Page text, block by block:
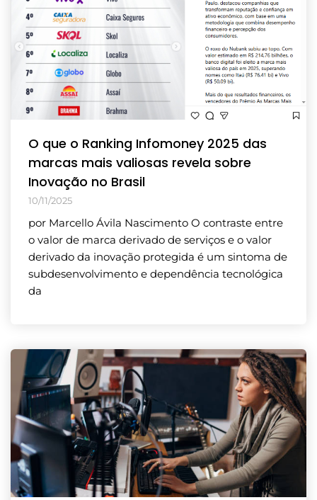
O que o Ranking Infomoney 2025 das
marcas mais valiosas revela sobre
Inovação no Brasil
10/11/2025
por Marcello Ávila Nascimento O contraste entre
o valor de marca derivado de serviços e o valor
derivado da inovação protegida é um sintoma de
subdesenvolvimento e dependência tecnológica
da